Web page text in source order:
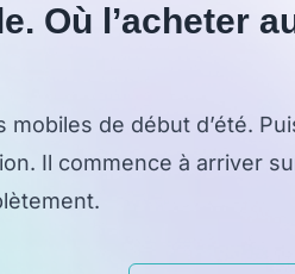
Où l’acheter
mobiles de début d’été.
Il commence à arriver